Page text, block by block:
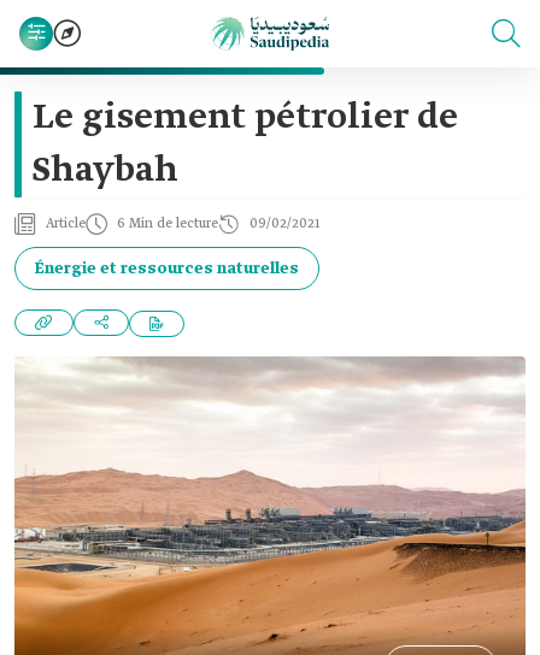
Le gisement pétrolier de
Shaybah
Article 6 Min de lecture 09/02/2021
Énergie et ressources naturelles